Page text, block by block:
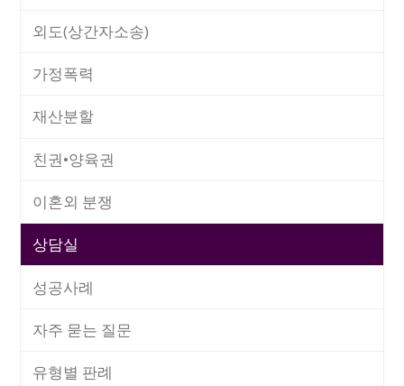
외도(상간자소송)
가정폭력
재산분할
친권•양육권
이혼외 분쟁
상담실
성공사례
자주 묻는 질문
유형별 판례